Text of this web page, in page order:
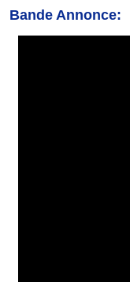
Bande Annonce: